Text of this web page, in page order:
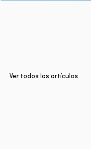
Technologies
Ver todos los artículos